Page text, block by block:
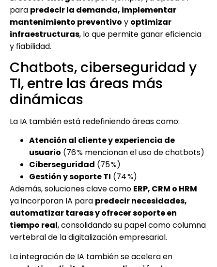
para predecir la demanda, implementar
mantenimiento preventivo y optimizar
infraestructuras, lo que permite ganar eficiencia
y fiabilidad.
Chatbots, ciberseguridad y
TI, entre las áreas más
dinámicas
La IA también está redefiniendo áreas como:
Atención al cliente y experiencia de
usuario (76 % mencionan el uso de chatbots)
Ciberseguridad (75 %)
Gestión y soporte TI (74 %)
Además, soluciones clave como ERP, CRM o HRM
ya incorporan IA para predecir necesidades,
automatizar tareas y ofrecer soporte en
tiempo real, consolidando su papel como columna
vertebral de la digitalización empresarial.
La integración de IA también se acelera en